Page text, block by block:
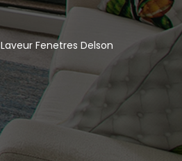
Laveur Fenetres Delson